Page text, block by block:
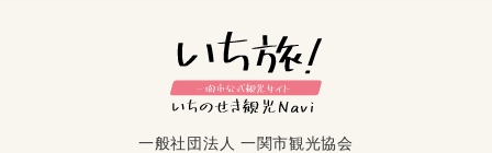
一般社団法人 一関市観光協会